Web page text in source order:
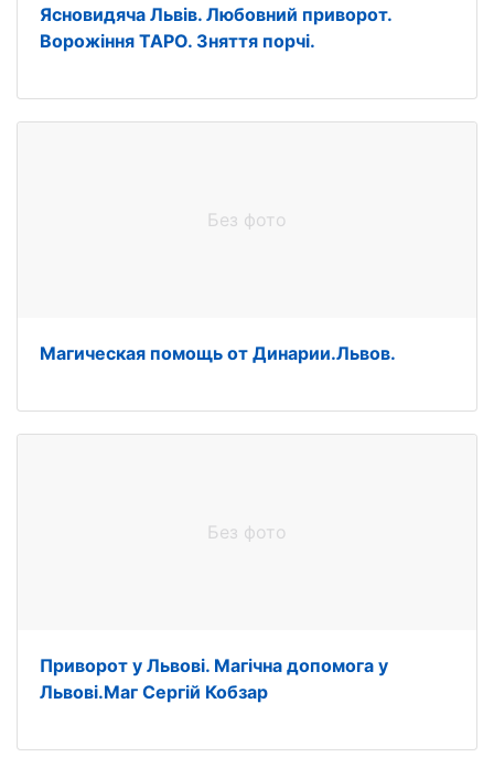
Ясновидяча Львів. Любовний приворот.
Ворожіння ТАРО. Зняття порчі.
Без фото
Магическая помощь от Динарии.Львов.
Без фото
Приворот у Львові. Магічна допомога у
Львові.Маг Сергій Кобзар